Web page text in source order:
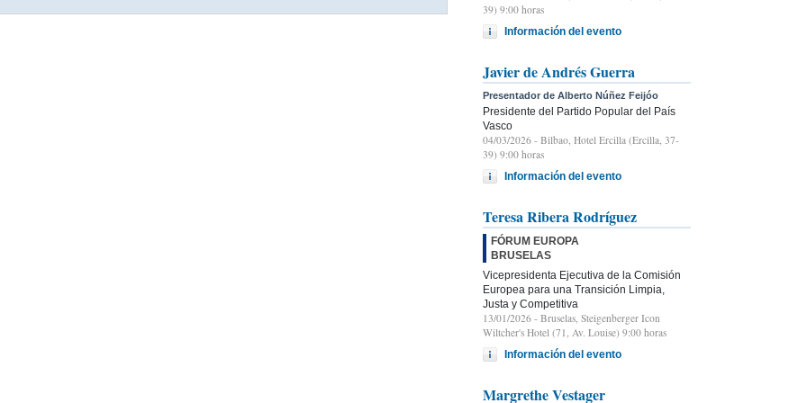
39) 9:00 horas
Información del evento
Javier de Andrés Guerra
Presentador de Alberto Núñez Feijóo
Presidente del Partido Popular del País
Vasco
04/03/2026 - Bilbao, Hotel Ercilla (Ercilla, 37-
39) 9:00 horas
Información del evento
Teresa Ribera Rodríguez
FÓRUM EUROPA
BRUSELAS
Vicepresidenta Ejecutiva de la Comisión
Europea para una Transición Limpia,
Justa y Competitiva
13/01/2026 - Bruselas, Steigenberger Icon
Wiltcher's Hotel (71, Av. Louise) 9:00 horas
Información del evento
Margrethe Vestager